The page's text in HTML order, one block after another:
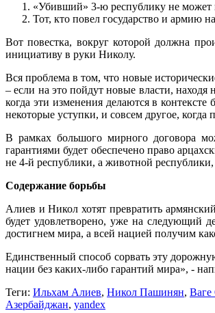
«Убивший» 3-ю республику не может
Тот, кто повел государство и армию
Вот повестка, вокруг которой должна
инициативу в руки Николу.
Вся проблема в том, что новые
– если на это пойдут новые власти,
когда эти изменения делаются в
некоторые уступки, и совсем другое,
В рамках большого мирного договора
гарантиями будет обеспечено право
не 4-й республики, а животной республики,
Содержание борьбы
Алиев и Никол хотят превратить
будет удовлетворено, уже на следующий
достигнем мира, а всей нацией получим
Единственный способ сорвать эту
нации без каких-либо гарантий мира», -
Теги: Ильхам Алиев, Никол Пашинян, Ваге
Азербайджан, yandex